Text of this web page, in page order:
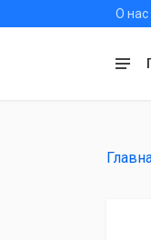
О нас